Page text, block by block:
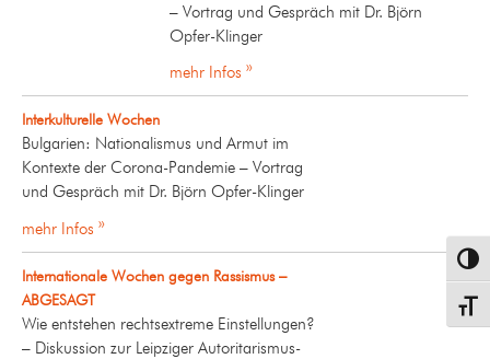
– Vortrag und Gespräch mit Dr. Björn
Opfer-Klinger
mehr Infos »
Interkulturelle Wochen
Bulgarien: Nationalismus und Armut im
Kontexte der Corona-Pandemie – Vortrag
und Gespräch mit Dr. Björn Opfer-Klinger
mehr Infos »
Internationale Wochen gegen Rassismus –
ABGESAGT
Wie entstehen rechtsextreme Einstellungen?
– Diskussion zur Leipziger Autoritarismus-